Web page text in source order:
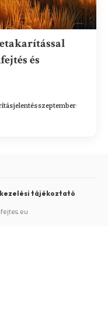
és
jelentésszeptember
tájékoztató